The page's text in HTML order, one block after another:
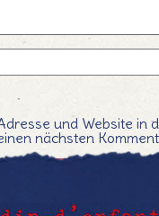
und Website in
nächsten